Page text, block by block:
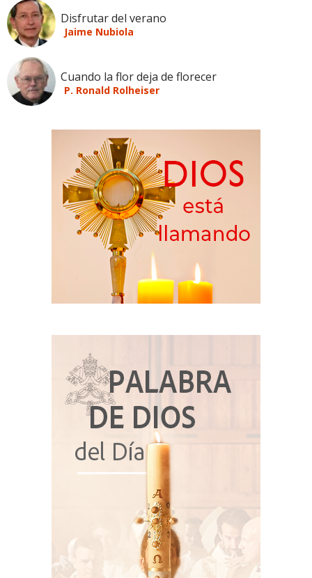
Disfrutar del verano
Jaime Nubiola
Cuando la flor deja de florecer
P. Ronald Rolheiser